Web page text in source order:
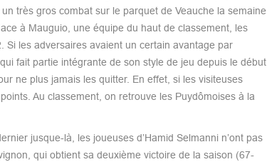
très gros combat sur le parquet de Veauche la semaine
à Mauguio, une équipe du haut de classement, les
Si les adversaires avaient un certain avantage par
fait partie intégrante de son style de jeu depuis le début
ne plus jamais les quitter. En effet, si les visiteuses
Au classement, on retrouve les Puydômoises à la
jusque-là, les joueuses d’Hamid Selmanni n’ont pas
qui obtient sa deuxième victoire de la saison (67-